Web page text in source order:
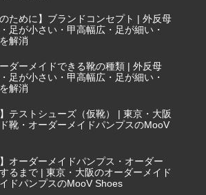
のために】ブランドコンセプト | 外反母
足が小さい・甲高幅広・足が細い・
解消
ーダーメイドできる靴の種類 | 外反母
足が小さい・甲高幅広・足が細い・
解消
テストシューズ（仮靴） | 東京・大阪
靴・オーダーメイドパンプスのMooV
オーダーメイドパンプス・オーダー
るまで | 東京・大阪のオーダーメイド
ドパンプスのMooV Shoes